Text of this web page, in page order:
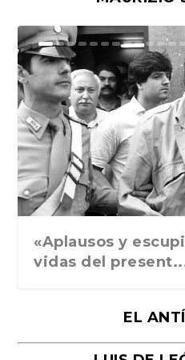
Ground Rules.
«Rafael: Poesía
Bienvenidos al
Georges de La
Robert Capa: la
«Aplausos y
vidas del
EL